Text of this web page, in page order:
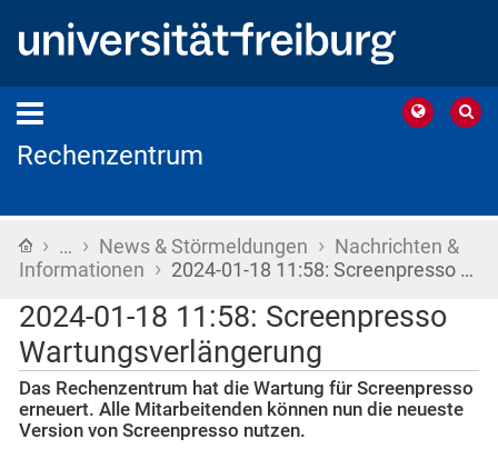
Rechenzentrum
Startseite
› … › News & Störmeldungen › Nachrichten &
Informationen › 2024-01-18 11:58: Screenpresso …
2024-01-18 11:58: Screenpresso
Wartungsverlängerung
Das Rechenzentrum hat die Wartung für Screenpresso
erneuert. Alle Mitarbeitenden können nun die neueste
Version von Screenpresso nutzen.